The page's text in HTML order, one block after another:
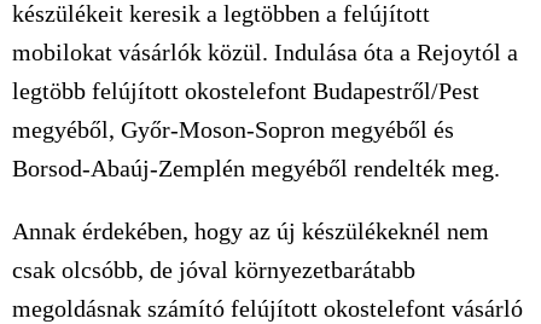
készülékeit keresik a legtöbben a felújított
mobilokat vásárlók közül. Indulása óta a Rejoytól a
legtöbb felújított okostelefont Budapestről/Pest
megyéből, Győr-Moson-Sopron megyéből és
Borsod-Abaúj-Zemplén megyéből rendelték meg.
Annak érdekében, hogy az új készülékeknél nem
csak olcsóbb, de jóval környezetbarátabb
megoldásnak számító felújított okostelefont vásárló